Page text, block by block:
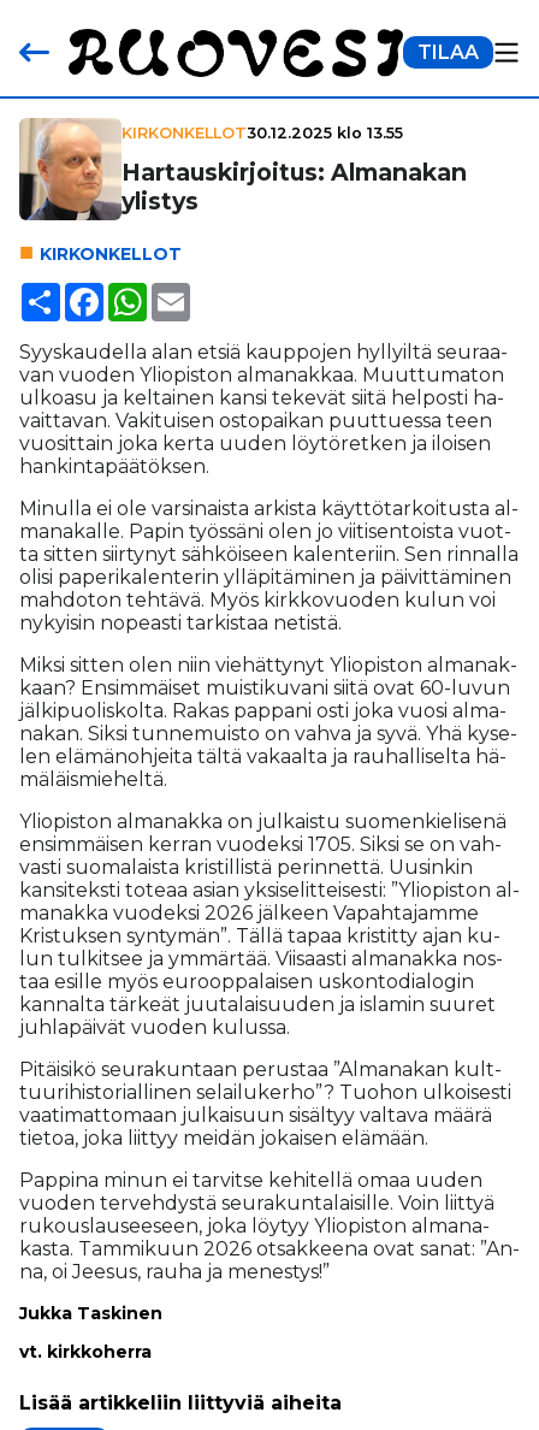
TILAA
KIRKONKELLOT30.12.2025 klo 13.55
Har­taus­kir­joi­tus: Almanakan
ylistys
KIR­KON­KEL­LOT
Share FacebookWhatsApp
Syys­kau­del­la alan et­siä kaup­po­jen hyl­lyil­tä seu­raa­
van vuo­den Yli­o­pis­ton al­ma­nak­kaa. Muut­tu­ma­ton
ul­ko­a­su ja kel­tai­nen kan­si te­ke­vät sii­tä hel­pos­ti ha­
vait­ta­van. Va­ki­tui­sen os­to­pai­kan puut­tu­es­sa teen
vuo­sit­tain joka ker­ta uu­den löy­tö­ret­ken ja iloi­sen
han­kin­ta­pää­tök­sen.
Mi­nul­la ei ole var­si­nais­ta ar­kis­ta käyt­tö­tar­koi­tus­ta al­
ma­na­kal­le. Pa­pin työs­sä­ni olen jo vii­ti­sen­tois­ta vuot­
ta sit­ten siir­ty­nyt säh­köi­seen ka­len­te­riin. Sen rin­nal­la
oli­si pa­pe­ri­ka­len­te­rin yl­lä­pi­tä­mi­nen ja päi­vit­tä­mi­nen
mah­do­ton teh­tä­vä. Myös kirk­ko­vuo­den ku­lun voi
ny­kyi­sin no­pe­as­ti tar­kis­taa ne­tis­tä.
Mik­si sit­ten olen niin vie­hät­ty­nyt Yli­o­pis­ton al­ma­nak­
kaan? En­sim­mäi­set muis­ti­ku­va­ni sii­tä ovat 60-lu­vun
jäl­ki­puo­lis­kol­ta. Ra­kas pap­pa­ni os­ti joka vuo­si al­ma­
na­kan. Sik­si tun­ne­muis­to on vah­va ja syvä. Yhä ky­se­
len elä­mä­noh­jei­ta täl­tä va­kaal­ta ja rau­hal­li­sel­ta hä­
mä­läis­mie­hel­tä.
Yli­o­pis­ton al­ma­nak­ka on jul­kais­tu suo­men­kie­li­se­nä
en­sim­mäi­sen ker­ran vuo­dek­si 1705. Sik­si se on vah­
vas­ti suo­ma­lais­ta kris­til­lis­tä pe­rin­net­tä. Uu­sin­kin
kan­si­teks­ti to­te­aa asi­an yk­si­se­lit­tei­ses­ti: ”Yli­o­pis­ton al­
ma­nak­ka vuo­dek­si 2026 jäl­keen Va­pah­ta­jam­me
Kris­tuk­sen syn­ty­män”. Täl­lä ta­paa kris­tit­ty ajan ku­
lun tul­kit­see ja ym­mär­tää. Vii­saas­ti al­ma­nak­ka nos­
taa esil­le myös eu­roop­pa­lai­sen us­kon­to­di­a­lo­gin
kan­nal­ta tär­ke­ät juu­ta­lai­suu­den ja is­la­min suu­ret
juh­la­päi­vät vuo­den ku­lus­sa.
Pi­täi­si­kö seu­ra­kun­taan pe­rus­taa ”Al­ma­na­kan kult­
tuu­ri­his­to­ri­al­li­nen se­lai­lu­ker­ho”? Tuo­hon ul­koi­ses­ti
vaa­ti­mat­to­maan jul­kai­suun si­säl­tyy val­ta­va mää­rä
tie­toa, joka liit­tyy mei­dän jo­kai­sen elä­mään.
Pap­pi­na mi­nun ei tar­vit­se ke­hi­tel­lä omaa uu­den
vuo­den ter­veh­dys­tä seu­ra­kun­ta­lai­sil­le. Voin liit­tyä
ru­kous­lau­see­seen, joka löy­tyy Yli­o­pis­ton al­ma­na­
kas­ta. Tam­mi­kuun 2026 ot­sak­kee­na ovat sa­nat: ”An­
na, oi Jee­sus, rau­ha ja me­nes­tys!”
Juk­ka Tas­ki­nen
vt. kirk­ko­her­ra